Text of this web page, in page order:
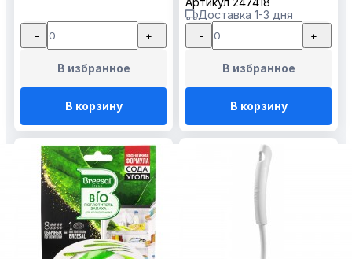
- +
В избранное
В корзину
Доставка 1-3 дня
- +
В избранное
В корзину